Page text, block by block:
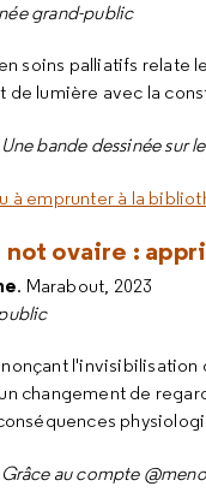
grand-public
soins palliatifs relate
de lumière avec la
bande dessinée sur
à emprunter à la
not ovaire :
. Marabout, 2023
changement de
au compte